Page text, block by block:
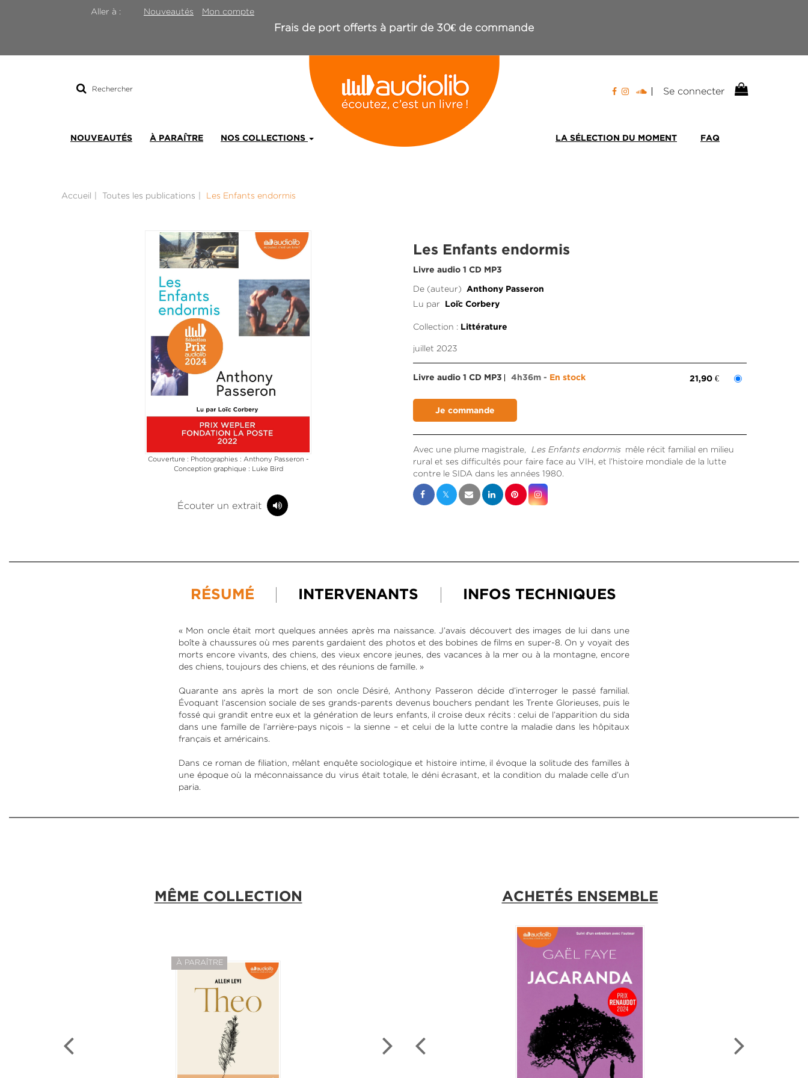
Aller à : Nouveautés Mon compte
Frais de port offerts à partir de 30€ de commande
Rechercher
Se connecter
NOUVEAUTÉS À PARAÎTRE NOS COLLECTIONS LA SÉLECTION DU MOMENT FAQ
Accueil Toutes les publications Les Enfants endormis
Couverture : Photographies : Anthony Passeron -
Conception graphique : Luke Bird
Écouter un extrait
Les Enfants endormis
Livre audio 1 CD MP3
De (auteur) Anthony Passeron
Lu par Loïc Corbery
Collection : Littérature
juillet 2023
Livre audio 1 CD MP3 4h36m En stock 21,90 €
Avec une plume magistrale, Les Enfants endormismêle récit familial en milieu
rural et ses difficultés pour faire face au VIH, et l’histoire mondiale de la lutte
contre le SIDA dans les années 1980.
RÉSUMÉ INTERVENANTS INFOS TECHNIQUES
« Mon oncle était mort quelques années après ma naissance. J’avais découvert des images de lui dans une
boîte à chaussures où mes parents gardaient des photos et des bobines de films en super-8. On y voyait des
morts encore vivants, des chiens, des vieux encore jeunes, des vacances à la mer ou à la montagne, encore
des chiens, toujours des chiens, et des réunions de famille. »
Quarante ans après la mort de son oncle Désiré, Anthony Passeron décide d’interroger le passé familial.
Évoquant l’ascension sociale de ses grands-parents devenus bouchers pendant les Trente Glorieuses, puis le
fossé qui grandit entre eux et la génération de leurs enfants, il croise deux récits : celui de l’apparition du sida
dans une famille de l’arrière-pays niçois – la sienne – et celui de la lutte contre la maladie dans les hôpitaux
français et américains.
Dans ce roman de filiation, mêlant enquête sociologique et histoire intime, il évoque la solitude des familles à
une époque où la méconnaissance du virus était totale, le déni écrasant, et la condition du malade celle d’un
paria.
MÊME COLLECTION
À PARAÎTRE
ACHETÉS ENSEMBLE